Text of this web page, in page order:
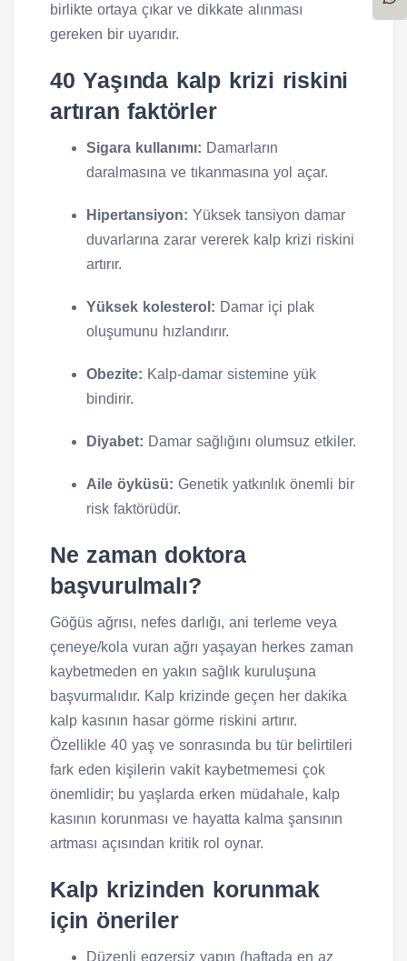
birlikte ortaya çıkar ve dikkate alınması
gereken bir uyarıdır.
40 Yaşında kalp krizi riskini
artıran faktörler
Sigara kullanımı: Damarların
daralmasına ve tıkanmasına yol açar.
Hipertansiyon: Yüksek tansiyon damar
duvarlarına zarar vererek kalp krizi riskini
artırır.
Yüksek kolesterol: Damar içi plak
oluşumunu hızlandırır.
Obezite: Kalp-damar sistemine yük
bindirir.
Diyabet: Damar sağlığını olumsuz etkiler.
Aile öyküsü: Genetik yatkınlık önemli bir
risk faktörüdür.
Ne zaman doktora
başvurulmalı?
Göğüs ağrısı, nefes darlığı, ani terleme veya
çeneye/kola vuran ağrı yaşayan herkes zaman
kaybetmeden en yakın sağlık kuruluşuna
başvurmalıdır. Kalp krizinde geçen her dakika
kalp kasının hasar görme riskini artırır.
Özellikle 40 yaş ve sonrasında bu tür belirtileri
fark eden kişilerin vakit kaybetmemesi çok
önemlidir; bu yaşlarda erken müdahale, kalp
kasının korunması ve hayatta kalma şansının
artması açısından kritik rol oynar.
Kalp krizinden korunmak
için öneriler
Düzenli egzersiz yapın (haftada en az